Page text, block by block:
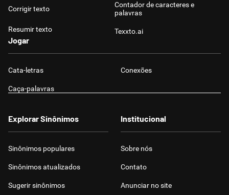
Corrigir texto
Resumir texto
Contador de caracteres e
palavras
Texxto.ai
Jogar
Cata-letras Conexões
Caça-palavras
Explorar Sinônimos
Sinônimos populares
Sinônimos atualizados
Sugerir sinônimos
Institucional
Sobre nós
Contato
Anunciar no site